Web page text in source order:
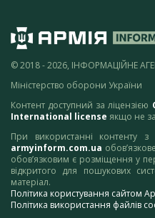
© 2018 - 2026, ІНФОРМАЦІЙНЕ
Міністерство оборони України
Контент доступний за ліцензією
International license якщо не
При використанні контенту
armyinform.com.ua
обов’язковим є розміщення у
відкритого для пошукових
матеріал.
Політика користування сайтом
Політика використання файлів